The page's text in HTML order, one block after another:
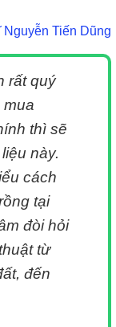
Tiến Dũng
rất quý
mua
thì sẽ
này.
cách
tại
đòi hỏi
từ
đến